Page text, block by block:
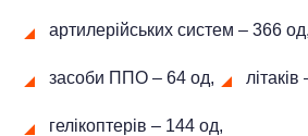
артилерійських систем – 366 од,
засоби ППО ‒ 64 од,
гелікоптерів – 144 од,